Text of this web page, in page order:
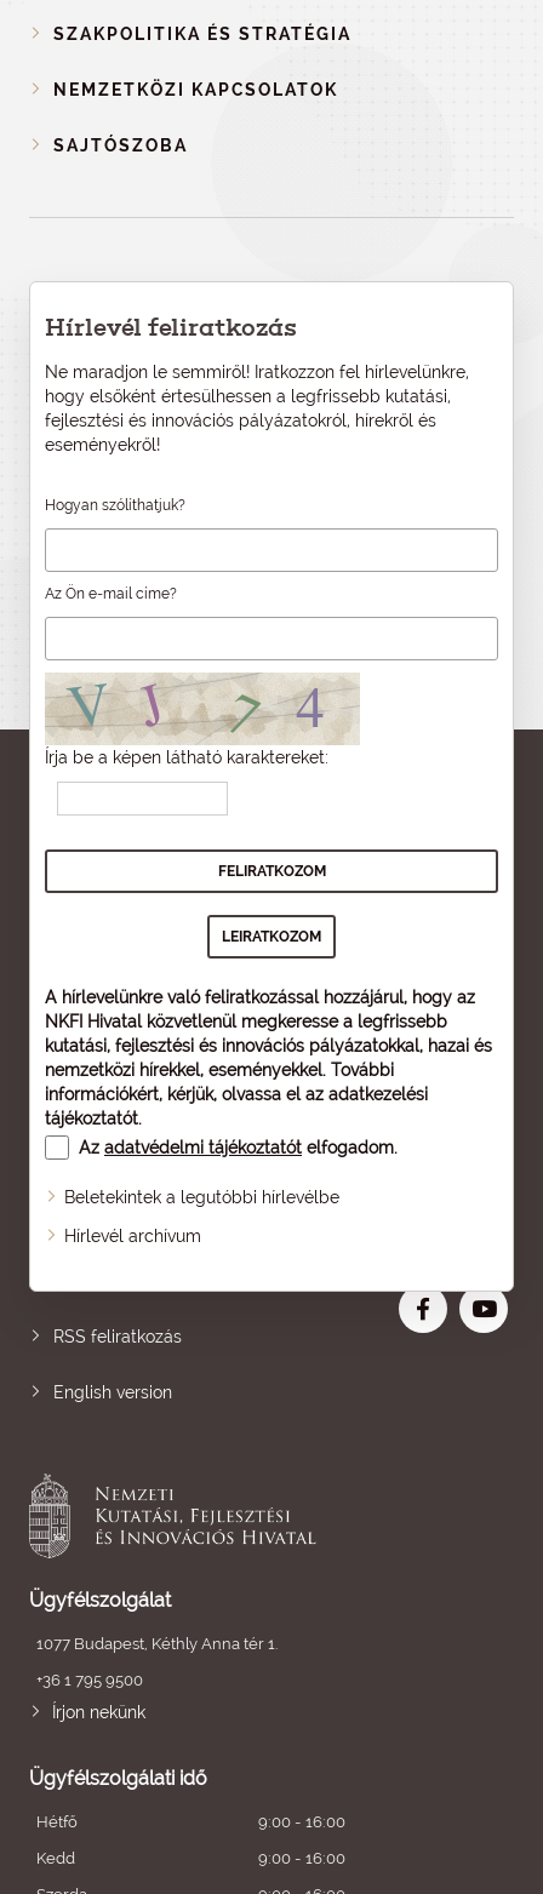
SZAKPOLITIKA ÉS STRATÉGIA
NEMZETKÖZI KAPCSOLATOK
SAJTÓSZOBA
Hírlevél feliratkozás
Ne maradjon le semmiről! Iratkozzon fel hírlevelünkre,
hogy elsőként értesülhessen a legfrissebb kutatási,
fejlesztési és innovációs pályázatokról, hírekről és
eseményekről!
Hogyan szólíthatjuk?
Az Ön e-mail címe?
Írja be a képen látható karaktereket:
A hírlevelünkre való feliratkozással hozzájárul, hogy az
NKFI Hivatal közvetlenül megkeresse a legfrissebb
kutatási, fejlesztési és innovációs pályázatokkal, hazai és
nemzetközi hírekkel, eseményekkel. További
információkért, kérjük, olvassa el az adatkezelési
tájékoztatót.
Az adatvédelmi tájékoztatót elfogadom.
Beletekintek a legutóbbi hírlevélbe
Hírlevél archívum
Oldaltérkép
RSS feliratkozás
English version
Ügyfélszolgálat
1077 Budapest, Kéthly Anna tér 1.
+36 1 795 9500
Írjon nekünk
Ügyfélszolgálati idő
Hétfő
9:00 - 16:00
Kedd
9:00 - 16:00